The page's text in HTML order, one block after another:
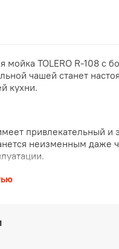
мойка TOLERO R-108 с
чашей станет
кухни.
привлекательный и
неизменным даже
Такие высокие
размещена в центре
мыть кухонную утварь
и на ней не